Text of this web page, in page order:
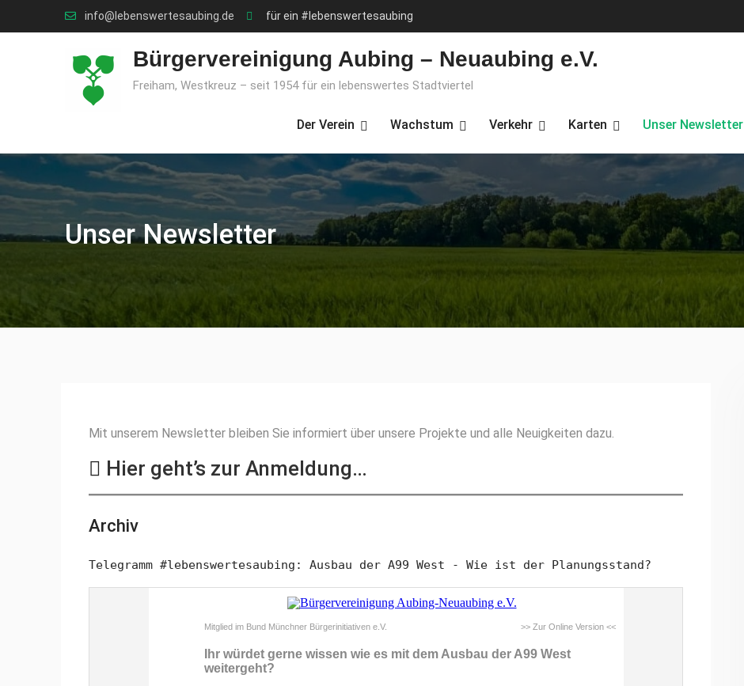
to
info@lebenswertesaubing.de für ein #lebenswertesaubing
Bürgervereinigung Aubing – Neuaubing e.V.
Freiham, Westkreuz – seit 1954 für ein lebenswertes Stadtviertel
Der Verein Wachstum Verkehr Karten Unser Newsletter
Unser Newsletter
Mit unserem Newsletter bleiben Sie informiert über unsere Projekte und alle Neuigkeiten dazu.
Hier geht’s zur Anmeldung…
Archiv
Telegramm #lebenswertesaubing: Ausbau der A99 West - Wie ist der Planungsstand?